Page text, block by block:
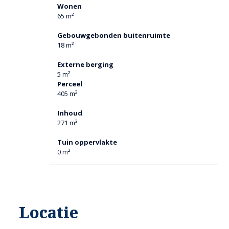
De grote boom nabij het chalet geeft naast een mooi
aanzien bovendien natuurlijke schaduw.
Het chalet is van het merk Top Totaal (een van de
meest degelijke chalet bouwers in Nederland)
De bungalow wordt gasloos verwarmd middels een
Heel goed geïsoleerd
Moderne afwerking
Gelegen aan een fraaie groenstrook
uitvalswegen; je bent met camper of caravan snel op
weg naar het buitenland
Wonen
65 m²
Gebouwgebonden buitenruimte
18 m²
Externe berging
5 m²
Perceel
405 m²
Inhoud
271 m³
Tuin oppervlakte
0 m²
Locatie